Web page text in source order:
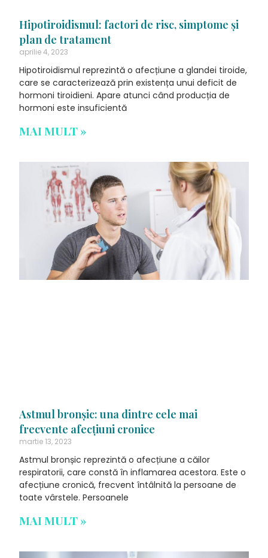
Hipotiroidismul: factori de risc, simptome și
plan de tratament
aprilie 4, 2023
Hipotiroidismul reprezintă o afecțiune a glandei tiroide,
care se caracterizează prin existența unui deficit de
hormoni tiroidieni. Apare atunci când producția de
hormoni este insuficientă
MAI MULT »
Astmul bronșic: una dintre cele mai
frecvente afecțiuni cronice
martie 13, 2023
Astmul bronșic reprezintă o afecțiune a căilor
respiratorii, care constă în inflamarea acestora. Este o
afecțiune cronică, frecvent întâlnită la persoane de
toate vârstele. Persoanele
MAI MULT »